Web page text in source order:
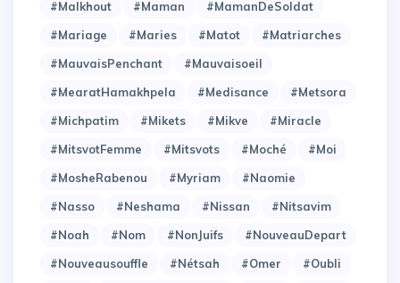
#Malkhout #Maman
#MamanDeSoldat
#Mariage
#Maries #Matot
#Matriarches
#MauvaisPenchant
#Mauvaisoeil
#MearatHamakhpela
#Medisance
#Metsora
#Michpatim
#Mikets #Mikve
#Miracle
#MitsvotFemme
#Mitsvots #Moché
#Moi
#MosheRabenou
#Myriam
#Naomie
#Nasso
#Neshama #Nissan
#Nitsavim
#Noah
#Nom #NonJuifs
#NouveauDepart
#Nouveausouffle
#Nétsah #Omer
#Oubli